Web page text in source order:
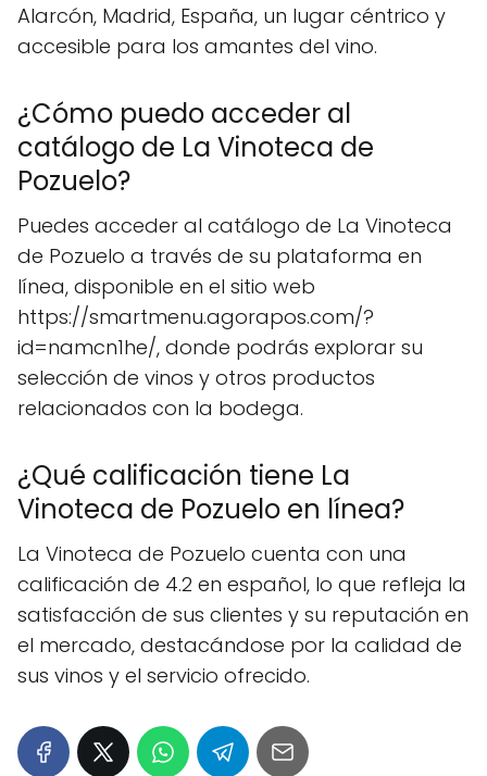
Alarcón, Madrid, España, un lugar céntrico y
accesible para los amantes del vino.
¿Cómo puedo acceder al
catálogo de La Vinoteca de
Pozuelo?
Puedes acceder al catálogo de La Vinoteca
de Pozuelo a través de su plataforma en
línea, disponible en el sitio web
https://smartmenu.agorapos.com/?
id=namcn1he/, donde podrás explorar su
selección de vinos y otros productos
relacionados con la bodega.
¿Qué calificación tiene La
Vinoteca de Pozuelo en línea?
La Vinoteca de Pozuelo cuenta con una
calificación de 4.2 en español, lo que refleja la
satisfacción de sus clientes y su reputación en
el mercado, destacándose por la calidad de
sus vinos y el servicio ofrecido.